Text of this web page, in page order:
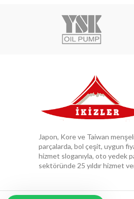
Japon, Kore ve Taiwan
parçalarda, bol çeşit, uygun
hizmet sloganıyla, oto yedek
sektöründe 25 yıldır hizmet